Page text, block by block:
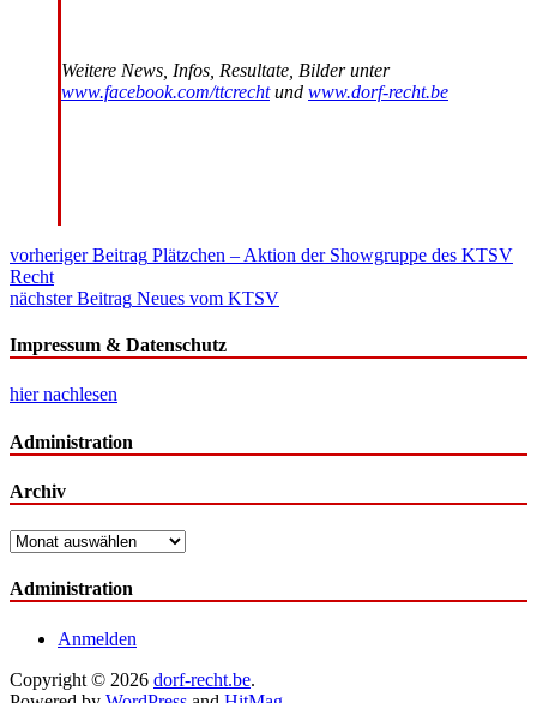
Weitere News, Infos, Resultate, Bilder unter
www.facebook.com/ttcrechtund www.dorf-recht.be
Beitragsnavigation
vorheriger Beitrag Plätzchen – Aktion der Showgruppe des KTSV
Recht
nächster Beitrag Neues vom KTSV
Impressum & Datenschutz
hier nachlesen
Administration
Archiv
Archiv
Administration
Anmelden
Copyright © 2026 dorf-recht.be.